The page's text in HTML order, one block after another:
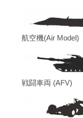
航空機(Air Model)
戦闘車両 (AFV)